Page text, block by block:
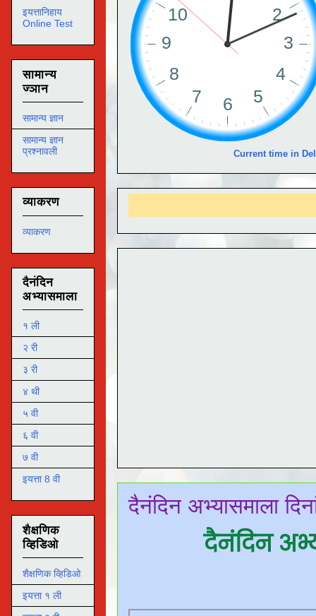
Current time in
दैनंदिन अभ्यासमाला
दैनंदिन
इयत्तानिहाय
Online Test
सामान्य
ज्ञान
सामान्य ज्ञान
सामान्य ज्ञान
प्रश्नावली
व्याकरण
व्याकरण
दैनंदिन
अभ्यासमाला
१ ली
२ री
३ री
४ थी
५ वी
६ वी
७ वी
इयत्ता 8 वी
शैक्षणिक
व्हिडिओ
शैक्षणिक व्हिडिओ
इयत्ता १ ली